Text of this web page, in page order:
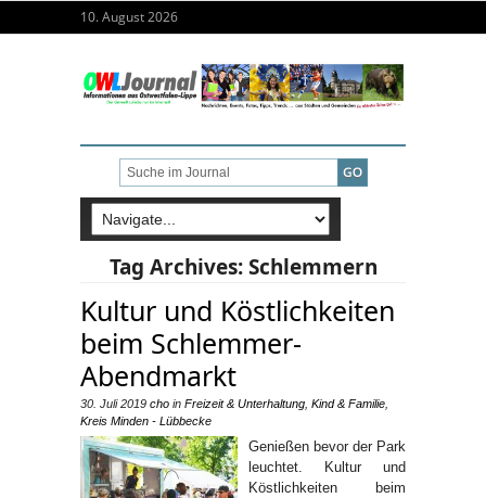
10. August 2026
Tag Archives:Schlemmern
Kultur und Köstlichkeiten
beim Schlemmer-
Abendmarkt
30. Juli 2019 cho in Freizeit & Unterhaltung Kind & Familie
Kreis Minden - Lübbecke
Genießen bevor der Park
leuchtet. Kultur und
Köstlichkeiten beim